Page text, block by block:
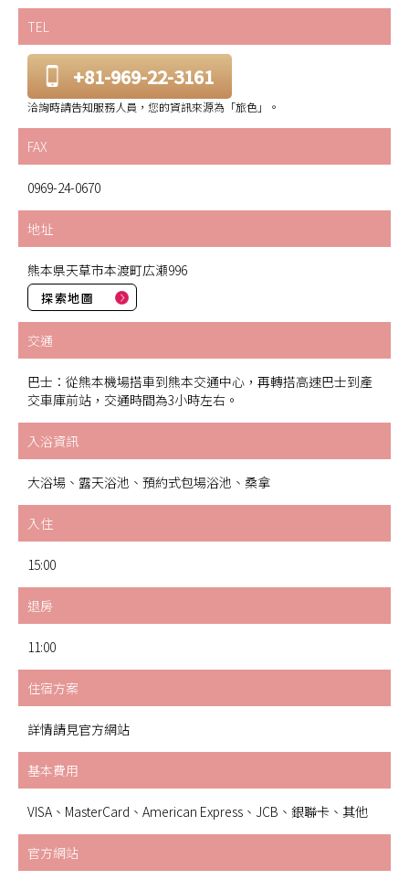
TEL
+81-969-22-3161
洽詢時請告知服務人員，您的資訊來源為「旅色」。
FAX
0969-24-0670
地址
熊本県天草市本渡町広瀬996
探索地圖
交通
巴士：從熊本機場搭車到熊本交通中心，再轉搭高速巴士到產
交車庫前站，交通時間為3小時左右。
入浴資訊
大浴場、露天浴池、預約式包場浴池、桑拿
入住
15:00
退房
11:00
住宿方案
詳情請見官方網站
基本費用
VISA、MasterCard、American Express、JCB、銀聯卡、其他
官方網站